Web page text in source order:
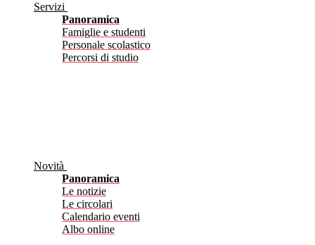
Servizi
Panoramica
Famiglie e studenti
Personale scolastico
Percorsi di studio
Novità
Panoramica
Le notizie
Le circolari
Calendario eventi
Albo online